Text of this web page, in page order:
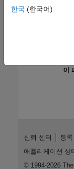
추천 예제
Use the serial
이
한국 (한국어)
신뢰 센터 등
애플리케이션 상
© 1994-2026